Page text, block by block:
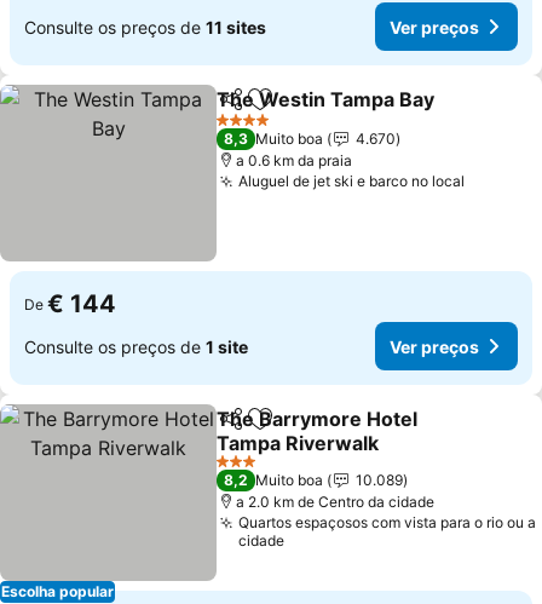
Consulte os preços de 11 sites Ver preços
PartilharAdicionar aos favoritos
The Westin Tampa Bay
4 Estrelas
8,3 Muito boa
4.670
a 0.6 km da praia
Aluguel de jet ski e barco no local
De € 144
Consulte os preços de 1 site Ver preços
Escolha popular
PartilharAdicionar aos favoritos
The Barrymore Hotel
Tampa Riverwalk
3 Estrelas
8,2 Muito boa
10.089
a 2.0 km de Centro da cidade
Quartos espaçosos com vista para o rio ou a
cidade